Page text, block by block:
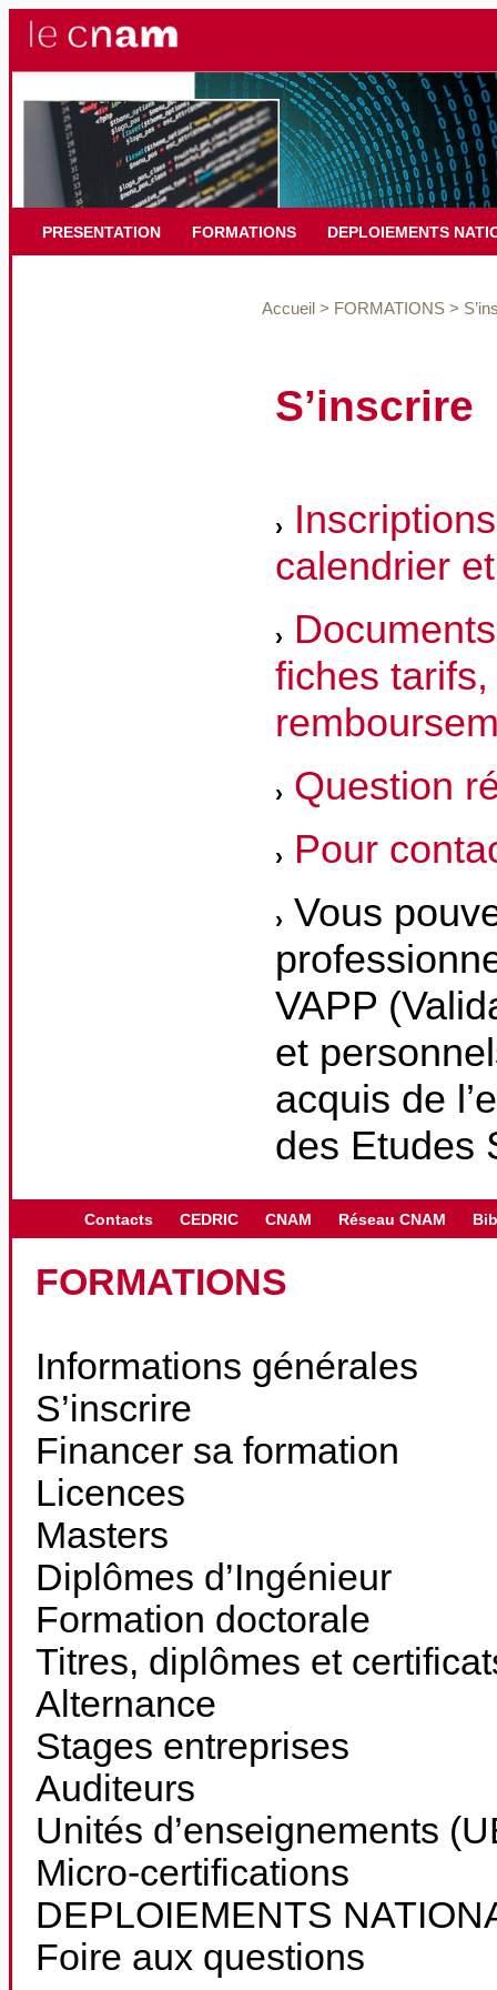
PRESENTATION FORMATIONS DEPLOIEMENTS
Accueil > FORMATIONS >
S’inscrire
calendrier
fiches
Question
Pour
Vous
VAPP
et
acquis de
des Etudes
Contacts CEDRIC CNAM Réseau CNAM
FORMATIONS
Informations générales
S’inscrire
Financer sa formation
Licences
Masters
Diplômes d’Ingénieur
Formation doctorale
Titres, diplômes et
Alternance
Stages entreprises
Auditeurs
Unités d’enseignements
Micro-certifications
DEPLOIEMENTS
Foire aux questions